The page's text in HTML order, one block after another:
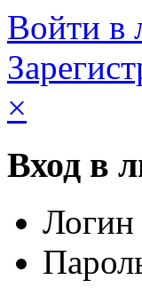
Войти в
×
Вход в